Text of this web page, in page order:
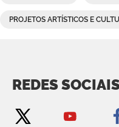
PROJETOS ARTÍSTICOS E
REDES